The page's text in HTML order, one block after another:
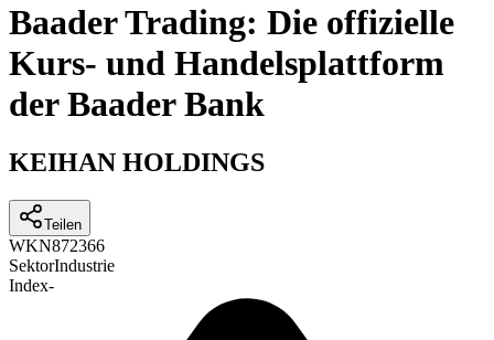
Baader Trading: Die offizielle
Kurs- und Handelsplattform
der Baader Bank
KEIHAN HOLDINGS
Teilen
WKN872366
SektorIndustrie
Index-